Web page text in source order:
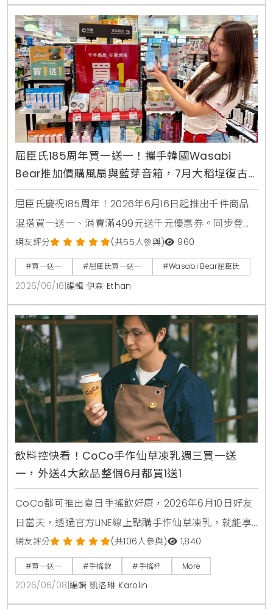
屈臣氏185周年買一送一！攜手韓國Wasabi
Bear推加價購風扇與藍芽音箱，7月大稻埕復古
快閃店盛大開幕
屈臣氏慶祝185周年！2026年6月16日起推出千件商品
混搭買一送一、消費滿499元送千元優惠券。同步登場
的還有韓國Wasabi Bear第二彈聯名加價購，包含小提
袋、製冷風扇與藍芽音箱，消費滿1850元再送獨家185
周年紀念熊。7月9日更將於台北大稻埕開設復古主題快
閃店，重現經典時代場景。
網友評分 (共55人參與) 960
#買一送一 #屈臣氏買一送一 #Wasabi Bear屈臣氏
2026/06/16 編輯 伊森 Ethan
飲料控快看！CoCo手作仙草凍乳週三買一送
一，外送4大飲品整個6月都買1送1
CoCo都可推出夏日手搖飲好康，2026年6月10日好友
日當天，透過官方LINE線上點購手作仙草凍乳，就能享
有第2杯0元買1送1優惠。另外整個6月份，foodpanda
外送平台也同步推出茉香凍奶綠、芒果綠茶、四季珍椰
青、粉角生椰拿鐵等4大品項買1送1，讓大家在炎熱夏天
不用出門也能省錢消暑。
網友評分 (共106人參與) 1,840
#買一送一 #手搖飲 #手搖杯 More
2026/06/08 編輯 凱洛琳 Karolin